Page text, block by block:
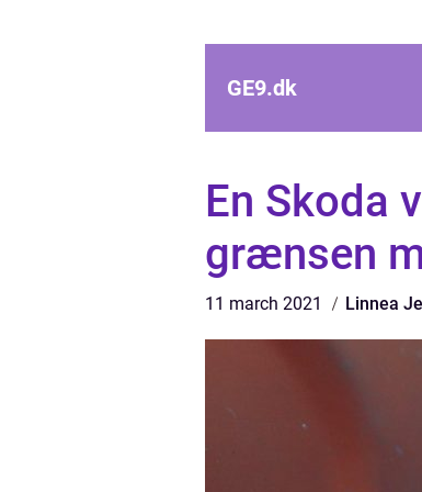
GE9.dk
En Skoda
grænsen
11 march 2021 Linnea